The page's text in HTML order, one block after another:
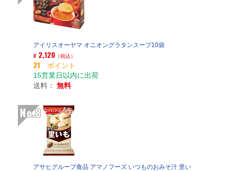
アイリスオーヤマ オニオングラタンスープ10袋
¥ 2,120 （税込）
21 ポイント
15営業日以内に出荷
送料： 無料
No.8
アサヒグループ食品 アマノフーズ いつものおみそ汁 里い